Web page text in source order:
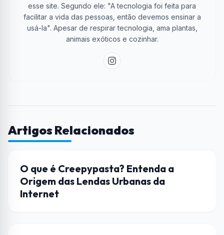
esse site. Segundo ele: "A tecnologia foi feita para
facilitar a vida das pessoas, então devemos ensinar a
usá-la". Apesar de respirar tecnologia, ama plantas,
animais exóticos e cozinhar.
Artigos Relacionados
CULTURA POP
O que é Creepypasta? Entenda a
Origem das Lendas Urbanas da
Internet